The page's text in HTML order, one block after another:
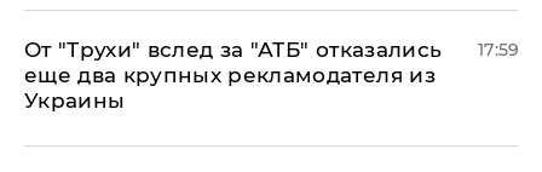
От "Трухи" вслед за "АТБ" отказались
еще два крупных рекламодателя из
Украины
17:59